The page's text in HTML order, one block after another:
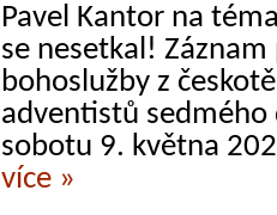
Pavel Kantor na
se nesetkal!
bohoslužby z
adventistů
sobotu 9. května
více »